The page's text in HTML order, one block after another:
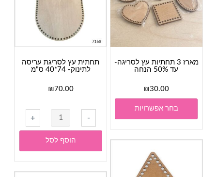
מארז 3 תחתיות עץ לסריגה-
עד 50% הנחה
₪30.00
בחר אפשרויות
למוצר
לבחור
תחתית עץ לסריגת עריסה
לתינוק- 74*40 ס"מ
₪70.00
-
תחתית
לסריגת
עריסה
+
הוסף לסל